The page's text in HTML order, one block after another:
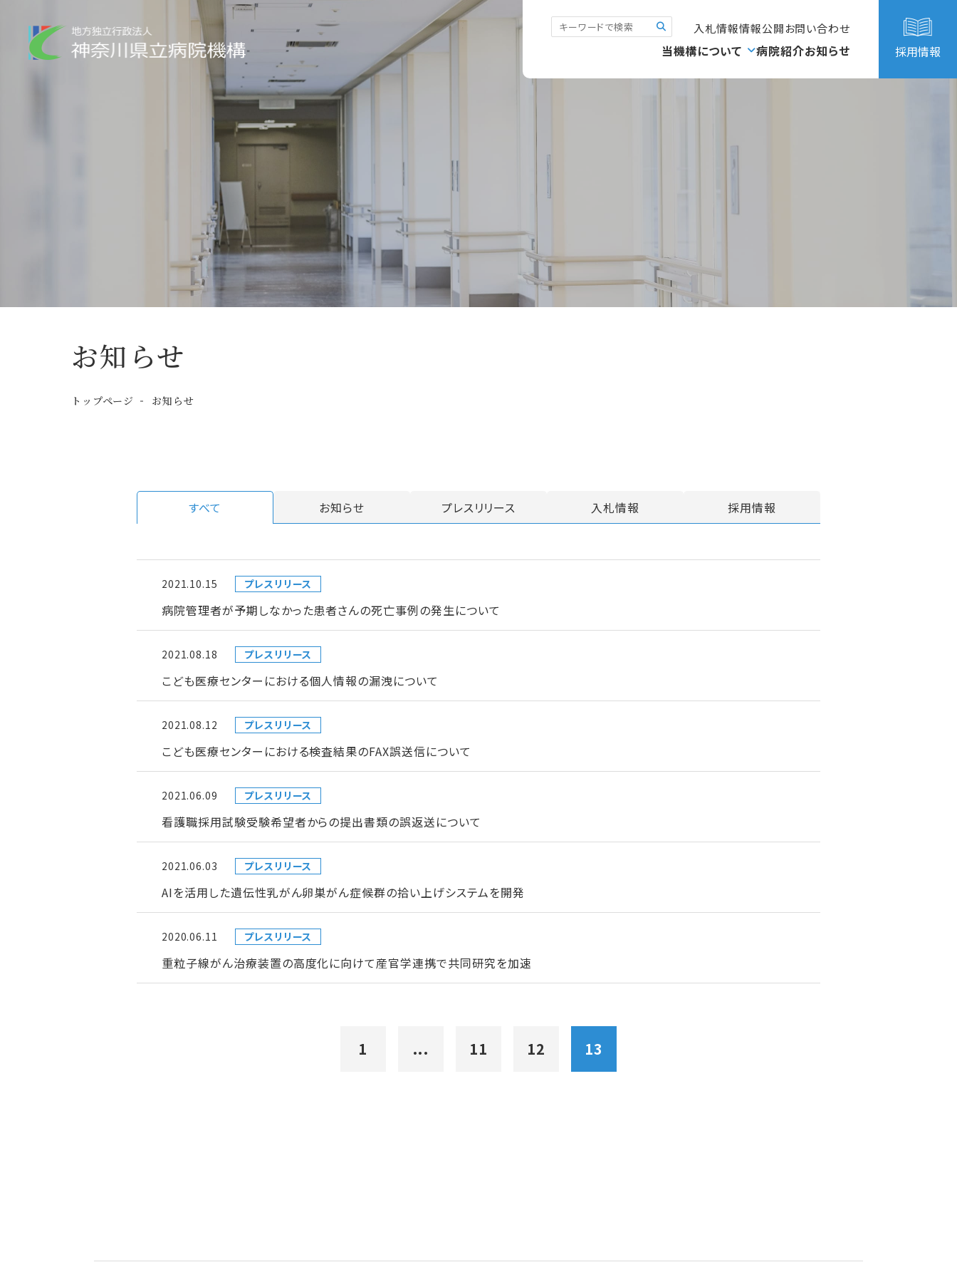
入札情報情報公開お問い合わせ
当機構について 病院紹介お知らせ 採用情報
お知らせ
トップページ お知らせ
すべて お知らせ プレスリリース 入札情報 採用情報
2021.10.15 プレスリリース
病院管理者が予期しなかった患者さんの死亡事例の発生について
2021.08.18 プレスリリース
こども医療センターにおける個人情報の漏洩について
2021.08.12 プレスリリース
こども医療センターにおける検査結果のFAX誤送信について
2021.06.09 プレスリリース
看護職採用試験受験希望者からの提出書類の誤返送について
2021.06.03 プレスリリース
AIを活用した遺伝性乳がん卵巣がん症候群の拾い上げシステムを開発
2020.06.11 プレスリリース
重粒子線がん治療装置の高度化に向けて産官学連携で共同研究を加速
1 ... 11 12 13